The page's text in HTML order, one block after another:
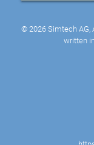
© 2026 Simtech AG,
written